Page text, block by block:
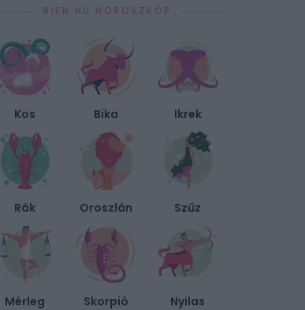
BIEN.HU HOROSZKÓP
Kos Bika Ikrek
Rák Oroszlán Szűz
Mérleg Skorpió Nyilas